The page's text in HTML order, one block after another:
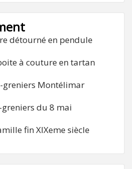
détourné en pendule
à couture en tartan
greniers Montélimar
greniers du 8 mai
fin XIXeme siècle